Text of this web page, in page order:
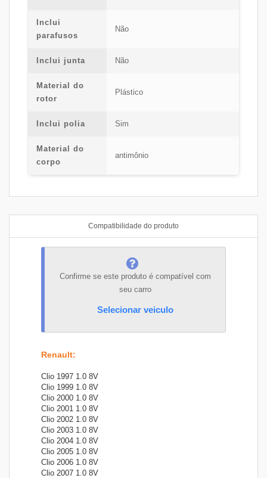
Inclui
parafusos
Não
Inclui junta Não
Material do
rotor
Plástico
Inclui polia Sim
Material do
corpo
antimônio
Compatibilidade do produto
Confirme se este produto é compatível com
seu carro
Selecionar veiculo
Renault:
Clio 1997 1.0 8V
Clio 1999 1.0 8V
Clio 2000 1.0 8V
Clio 2001 1.0 8V
Clio 2002 1.0 8V
Clio 2003 1.0 8V
Clio 2004 1.0 8V
Clio 2005 1.0 8V
Clio 2006 1.0 8V
Clio 2007 1.0 8V